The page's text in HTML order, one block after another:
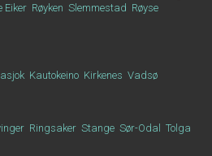
Eiker Røyken Slemmestad Røyse
Kautokeino Kirkenes Vadsø
Ringsaker Stange Sør-Odal
Tolga